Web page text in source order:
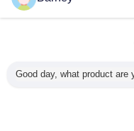
अधिकतरल पदार्थ बिस्तर
Good day, what product are